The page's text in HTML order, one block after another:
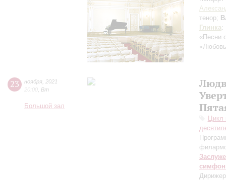
тенор;
Глинка:
«Песни
23 ноября 2021
20:00 Вт
Большой зал
Цикл